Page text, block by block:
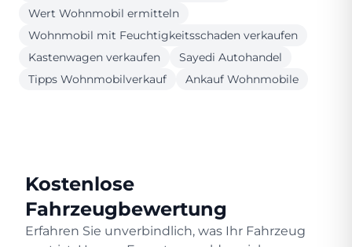
Wert Wohnmobil ermitteln
Wohnmobil mit Feuchtigkeitsschaden verkaufen
Kastenwagen verkaufen
Sayedi Autohandel
Tipps Wohnmobilverkauf
Ankauf Wohnmobile
Kostenlose
Fahrzeugbewertung
Erfahren Sie unverbindlich, was Ihr Fahrzeug